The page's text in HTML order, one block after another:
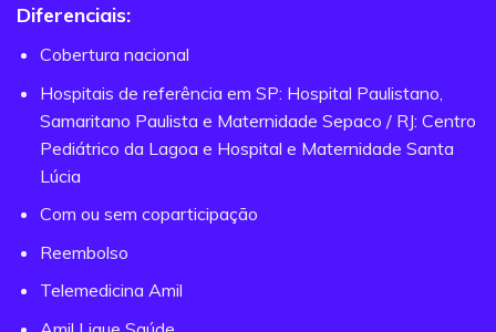
Diferenciais:
Cobertura nacional
Hospitais de referência em SP: Hospital Paulistano,
Samaritano Paulista e Maternidade Sepaco / RJ: Centro
Pediátrico da Lagoa e Hospital e Maternidade Santa
Lúcia
Com ou sem coparticipação
Reembolso
Telemedicina Amil